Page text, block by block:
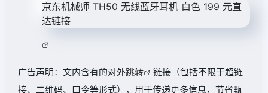
京东机械师 TH50 无线蓝牙耳机 白色 199 元直
达链接
广告声明：文内含有的对外跳转
链接（包括不限于超链
接、二维码、口令等形式），用于传递更多信息，节省甄